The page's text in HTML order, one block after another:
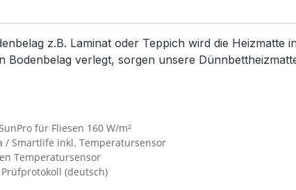
z.B. Laminat oder Teppich wird die
Bodenbelag verlegt, sorgen unsere
für Fliesen 160 W/m²
/ Smartlife inkl. Temperatursensor
Temperatursensor
(deutsch)